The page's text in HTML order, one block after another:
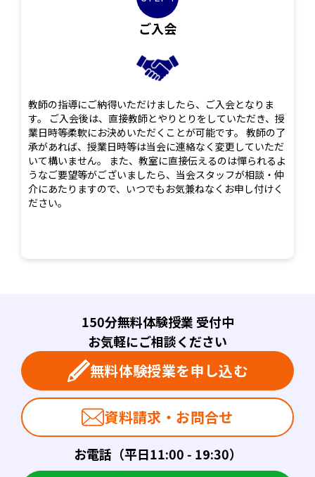
ご入会
教師の指導にご納得いただけましたら、ご入会となりま
す。 ご入会後は、直接教師とやりとりをしていただき、授
業日時等柔軟にお決めいただくことが可能です。 教師の了
承があれば、授業日時等は当会に連絡なく変更していただ
いて構いません。 また、教室に直接伝えるのは憚られるよ
うなご要望等がございましたら、当会スタッフが相談・仲
介にあたりますので、いつでもお気兼ねなくお申し付けく
ださい。
お電話（平日11:00 - 19:30）
150分無料体験授業 受付中
お気軽にご相談ください
無料体験授業を申し込む
資料請求・お問合せ